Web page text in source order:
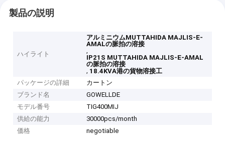
製品の説明
ハイライト
アルミニウムMUTTAHIDA MAJLIS-E-
AMALの脈拍の溶接
,
IP21S MUTTAHIDA MAJLIS-E-AMAL
の脈拍の溶接
, 18.4KVA港の貨物溶接工
パッケージの詳細
カートン
ブランド名
GOWELLDE
モデル番号
TIG400MIJ
供給の能力
30000pcs/month
価格
negotiable